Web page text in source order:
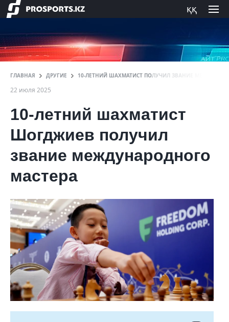
ққ
ГЛАВНАЯ ДРУГИЕ 10-ЛЕТНИЙ ШАХМАТИСТ ПОЛУЧИЛ ЗВАНИЕ
22 июля 2025
10-летний шахматист
Шогджиев получил
звание международного
мастера